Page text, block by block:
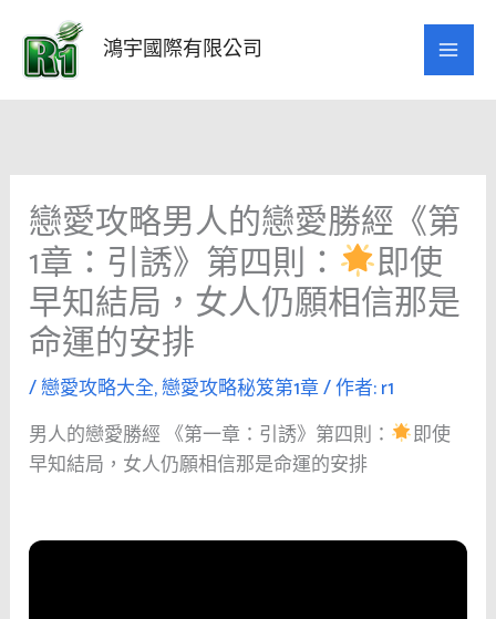
要
鴻宇國際有限公司
戀愛攻略男人的戀愛勝經《第
1章：引誘》第四則： 即使
早知結局，女人仍願相信那是
命運的安排
/戀愛攻略大全,戀愛攻略秘笈第1章/ 作者:r1
男人的戀愛勝經 《第一章：引誘》第四則：
即使
早知結局，女人仍願相信那是命運的安排